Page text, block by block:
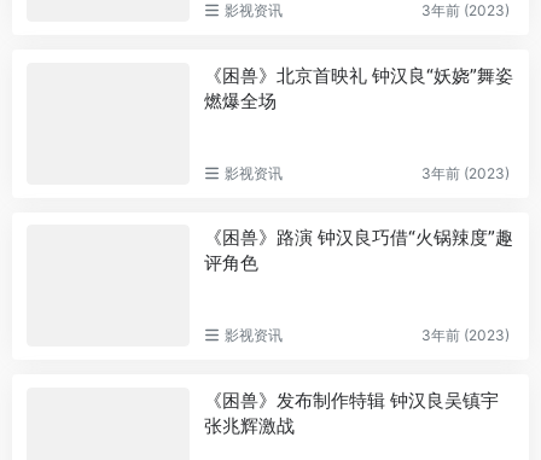
影视资讯 3年前 (2023)
《困兽》北京首映礼 钟汉良“妖娆”舞姿
燃爆全场
影视资讯 3年前 (2023)
《困兽》路演 钟汉良巧借“火锅辣度”趣
评角色
影视资讯 3年前 (2023)
《困兽》发布制作特辑 钟汉良吴镇宇
张兆辉激战